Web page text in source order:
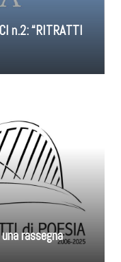
n.2: “RITRATTI
rassegna